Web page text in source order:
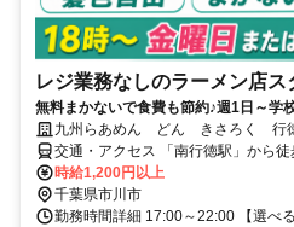
レジ業務なしのラーメン店ス
無料まかないで食費も節約♪週1日～学
九州らあめん どん きさろく 行
交通・アクセス 「南行徳駅」から
時給1,200円以上
千葉県市川市
勤務時間詳細 17:00～22:00 【選べ